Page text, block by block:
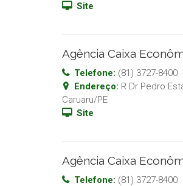
Site
Agência Caixa
Telefone: (81) 3727-8400
Endereço: R Dr Pedro
Caruaru/PE
Site
Agência Caixa
Telefone: (81) 3727-8400